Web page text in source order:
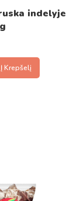
indelyje
Į Krepšelį